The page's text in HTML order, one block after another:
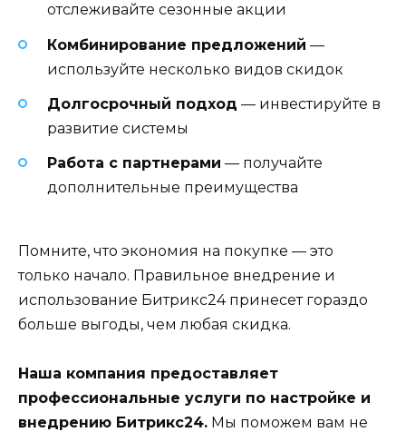
отслеживайте сезонные акции
Комбинирование предложений —
используйте несколько видов скидок
Долгосрочный подход — инвестируйте в
развитие системы
Работа с партнерами — получайте
дополнительные преимущества
Помните, что экономия на покупке — это
только начало. Правильное внедрение и
использование Битрикс24 принесет гораздо
больше выгоды, чем любая скидка.
Наша компания предоставляет
профессиональные услуги по настройке и
внедрению Битрикс24. Мы поможем вам не